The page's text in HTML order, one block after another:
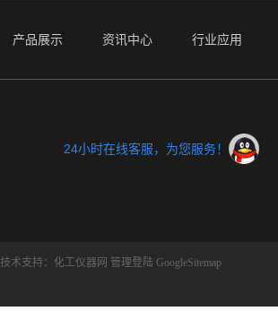
产品展示 资讯中心 行业应用
24小时在线客服，为您服务！
技术支持： 化工仪器网 管理登陆 GoogleSitemap